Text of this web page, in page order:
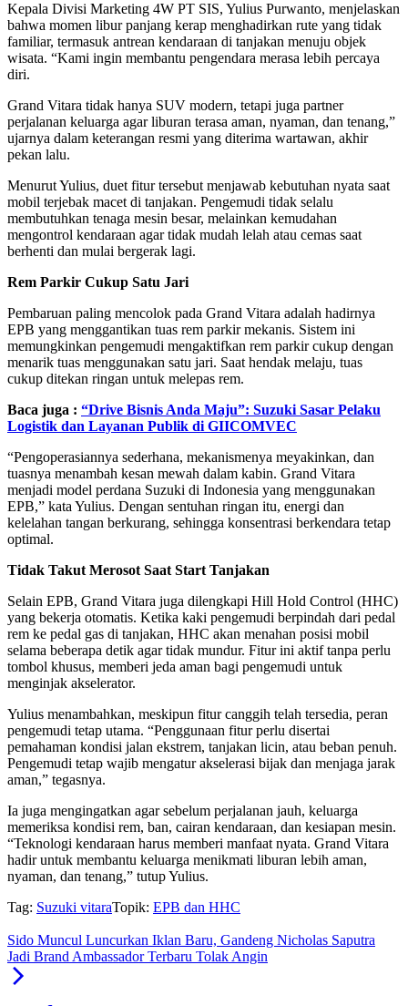
Kepala Divisi Marketing 4W PT SIS, Yulius Purwanto, menjelaskan
bahwa momen libur panjang kerap menghadirkan rute yang tidak
familiar, termasuk antrean kendaraan di tanjakan menuju objek
wisata. “Kami ingin membantu pengendara merasa lebih percaya
diri.
Grand Vitara tidak hanya SUV modern, tetapi juga partner
perjalanan keluarga agar liburan terasa aman, nyaman, dan tenang,”
ujarnya dalam keterangan resmi yang diterima wartawan, akhir
pekan lalu.
Menurut Yulius, duet fitur tersebut menjawab kebutuhan nyata saat
mobil terjebak macet di tanjakan. Pengemudi tidak selalu
membutuhkan tenaga mesin besar, melainkan kemudahan
mengontrol kendaraan agar tidak mudah lelah atau cemas saat
berhenti dan mulai bergerak lagi.
Rem Parkir Cukup Satu Jari
Pembaruan paling mencolok pada Grand Vitara adalah hadirnya
EPB yang menggantikan tuas rem parkir mekanis. Sistem ini
memungkinkan pengemudi mengaktifkan rem parkir cukup dengan
menarik tuas menggunakan satu jari. Saat hendak melaju, tuas
cukup ditekan ringan untuk melepas rem.
Baca juga : “Drive Bisnis Anda Maju”: Suzuki Sasar Pelaku
Logistik dan Layanan Publik di GIICOMVEC
“Pengoperasiannya sederhana, mekanismenya meyakinkan, dan
tuasnya menambah kesan mewah dalam kabin. Grand Vitara
menjadi model perdana Suzuki di Indonesia yang menggunakan
EPB,” kata Yulius. Dengan sentuhan ringan itu, energi dan
kelelahan tangan berkurang, sehingga konsentrasi berkendara tetap
optimal.
Tidak Takut Merosot Saat Start Tanjakan
Selain EPB, Grand Vitara juga dilengkapi Hill Hold Control (HHC)
yang bekerja otomatis. Ketika kaki pengemudi berpindah dari pedal
rem ke pedal gas di tanjakan, HHC akan menahan posisi mobil
selama beberapa detik agar tidak mundur. Fitur ini aktif tanpa perlu
tombol khusus, memberi jeda aman bagi pengemudi untuk
menginjak akselerator.
Yulius menambahkan, meskipun fitur canggih telah tersedia, peran
pengemudi tetap utama. “Penggunaan fitur perlu disertai
pemahaman kondisi jalan ekstrem, tanjakan licin, atau beban penuh.
Pengemudi tetap wajib mengatur akselerasi bijak dan menjaga jarak
aman,” tegasnya.
Ia juga mengingatkan agar sebelum perjalanan jauh, keluarga
memeriksa kondisi rem, ban, cairan kendaraan, dan kesiapan mesin.
“Teknologi kendaraan harus memberi manfaat nyata. Grand Vitara
hadir untuk membantu keluarga menikmati liburan lebih aman,
nyaman, dan tenang,” tutup Yulius.
Tag: Suzuki vitaraTopik: EPB dan HHC
Sido Muncul Luncurkan Iklan Baru, Gandeng Nicholas Saputra
Jadi Brand Ambassador Terbaru Tolak Angin